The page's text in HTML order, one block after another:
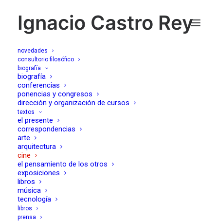
Ignacio Castro Rey
novedades
consultorio filosófico
biografía
biografía
conferencias
ponencias y congresos
dirección y organización de cursos
textos
el presente
correspondencias
arte
arquitectura
cine
el pensamiento de los otros
exposiciones
libros
música
tecnología
libros
prensa
más extraño que la
ficción, (Stranger than
fiction, Marc Foster,
2007)
11/02/2007